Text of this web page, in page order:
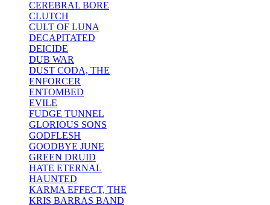
CEREBRAL BORE
CLUTCH
CULT OF LUNA
DECAPITATED
DEICIDE
DUB WAR
DUST CODA, THE
ENFORCER
ENTOMBED
EVILE
FUDGE TUNNEL
GLORIOUS SONS
GODFLESH
GOODBYE JUNE
GREEN DRUID
HATE ETERNAL
HAUNTED
KARMA EFFECT, THE
KRIS BARRAS BAND